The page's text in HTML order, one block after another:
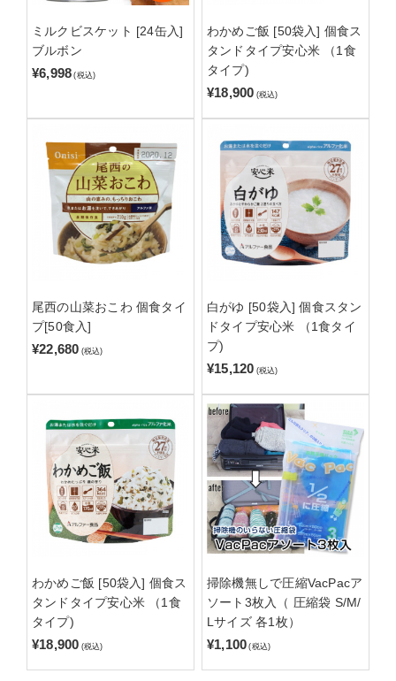
ミルクビスケット [24缶入]
ブルボン
¥6,998 (税込)
わかめご飯 [50袋入] 個食ス
タンドタイプ安心米 （1食
タイプ)
¥18,900 (税込)
尾西の山菜おこわ 個食タイ
プ[50食入]
¥22,680 (税込)
白がゆ [50袋入] 個食スタン
ドタイプ安心米 （1食タイ
プ)
¥15,120 (税込)
わかめご飯 [50袋入] 個食ス
タンドタイプ安心米 （1食
タイプ)
¥18,900 (税込)
掃除機無しで圧縮VacPacア
ソート3枚入（ 圧縮袋 S/M/
Lサイズ 各1枚）
¥1,100 (税込)